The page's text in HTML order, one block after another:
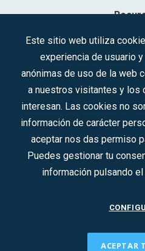
Sociedad Mercantil Estatal para
C.I.F.: A-
Síguenos en
Este sitio web utiliza
experiencia de usuario
anónimas de uso de la web
a nuestros visitantes y los
interesan. Las cookies no
información de carácter
aceptar nos das permiso
Puedes gestionar tu
información pulsando
ACEPTAR